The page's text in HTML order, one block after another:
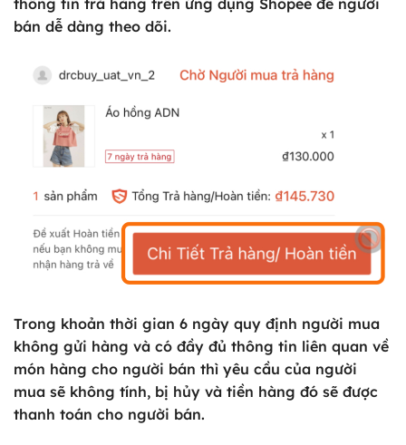
thông tin trả hàng trên ứng dụng Shopee để người
bán dễ dàng theo dõi.
Trong khoản thời gian 6 ngày quy định người mua
không gửi hàng và có đầy đủ thông tin liên quan về
món hàng cho người bán thì yêu cầu của người
mua sẽ không tính, bị hủy và tiền hàng đó sẽ được
thanh toán cho người bán.